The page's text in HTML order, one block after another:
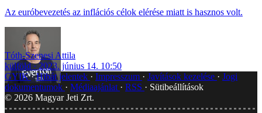
Az euróbevezetés az inflációs célok elérése miatt is hasznos volt.
Tóth-Szenesi Attila
külföld
2023. június 14. 10:50
GYIK Hibát jelentek Impresszum Javítások kezelése
Jogi
dokumentumok
Médiaajánlat RSS
Sütibeállítások
© 2026 Magyar Jeti Zrt.